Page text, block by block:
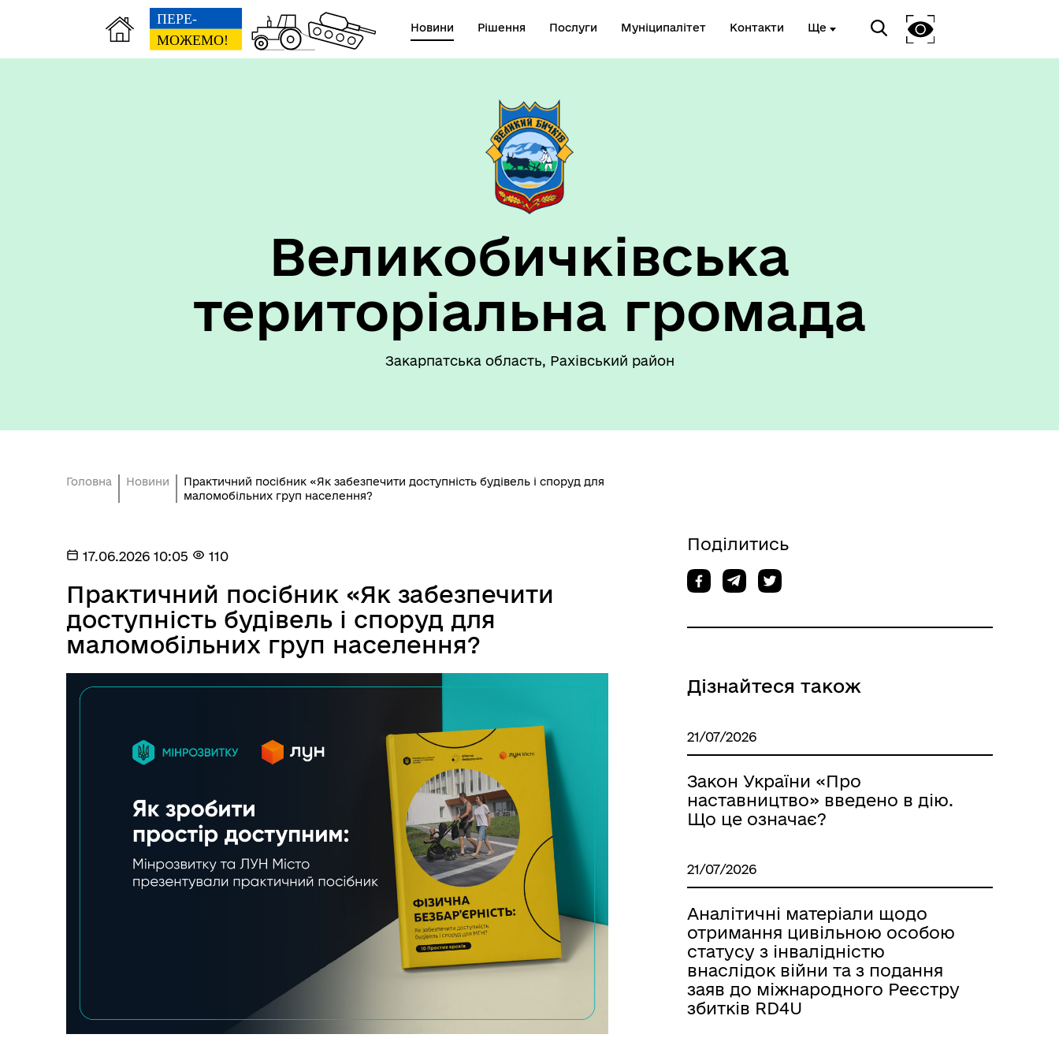
Новини Рішення Послуги Муніципалітет Контакти Ще
установ Великобичківської ТГ
Великобичківська
територіальна громада
Закарпатська область, Рахівський район
Головна Новини
Практичний посібник «Як забезпечити доступність будівель і споруд для
маломобільних груп населення?
17.06.2026 10:05 110
Практичний посібник «Як забезпечити
доступність будівель і споруд для
маломобільних груп населення?
Поділитись
Дізнайтеся також
21/07/2026
Закон України «Про
наставництво» введено в дію.
Що це означає?
21/07/2026
Аналітичні матеріали щодо
отримання цивільною особою
статусу з інвалідністю
внаслідок війни та з подання
заяв до міжнародного Реєстру
збитків RD4U